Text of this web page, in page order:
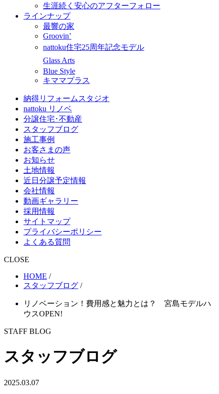
生涯続く安心のアフターフォロー
ラインナップ
最響の家
Groovin’
nattoku住宅25周年記念モデル
Glass Arts
Blue Style
キママプラス
納得リフォームスタジオ
nattoku リノベ
分譲住宅･不動産
スタッフブログ
施工事例
お客さまの声
お知らせ
土地情報
近日分譲予定情報
会社情報
動画ギャラリー
採用情報
サイトマップ
プライバシーポリシー
よくある質問
CLOSE
HOME /
スタッフブログ /
リノベーション！費用感と魅力とは？ 宮島モデルハ
ウスOPEN!
STAFF BLOG
スタッフブログ
2025.03.07